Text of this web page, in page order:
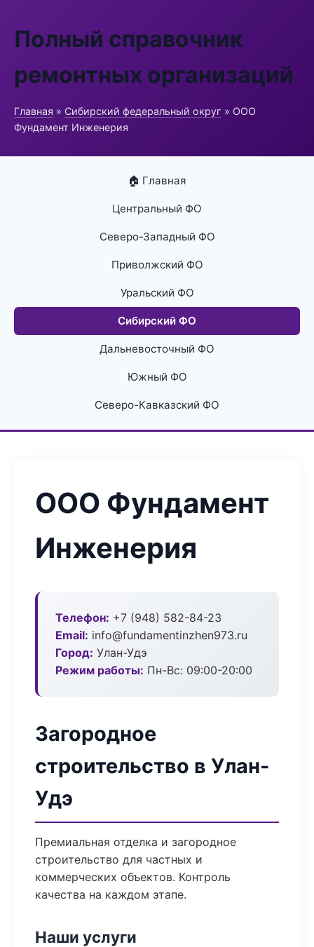
Полный справочник
ремонтных организаций
Главная » Сибирский федеральный округ » ООО
Фундамент Инженерия
🏠 Главная
Центральный ФО
Северо-Западный ФО
Приволжский ФО
Уральский ФО
Сибирский ФО
Дальневосточный ФО
Южный ФО
Северо-Кавказский ФО
ООО Фундамент
Инженерия
Телефон: +7 (948) 582-84-23
Email: info@fundamentinzhen973.ru
Город: Улан-Удэ
Режим работы: Пн-Вс: 09:00-20:00
Загородное
строительство в Улан-
Удэ
Премиальная отделка и загородное
строительство для частных и
коммерческих объектов. Контроль
качества на каждом этапе.
Наши услуги